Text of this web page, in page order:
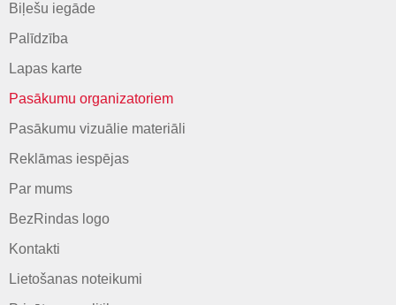
Biļešu iegāde
Palīdzība
Lapas karte
Pasākumu organizatoriem
Pasākumu vizuālie materiāli
Reklāmas iespējas
Par mums
BezRindas logo
Kontakti
Lietošanas noteikumi